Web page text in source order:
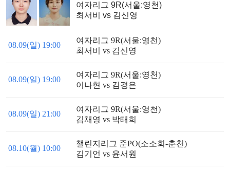
여자리그 9R(서울:영천)
최서비 vs 김신영
08.09(일) 19:00
여자리그 9R(서울:영천)
최서비 vs 김신영
08.09(일) 19:00
여자리그 9R(서울:영천)
이나현 vs 김경은
08.09(일) 21:00
여자리그 9R(서울:영천)
김채영 vs 박태희
08.10(월) 10:00
챌린지리그 준PO(소소회-춘천)
김기언 vs 윤서원